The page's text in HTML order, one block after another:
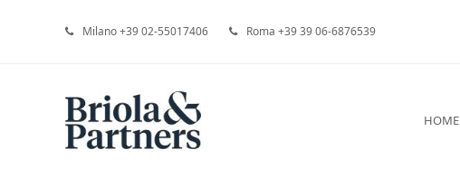
Milano +39 02-55017406 Roma +39 39 06-6876539
HOME